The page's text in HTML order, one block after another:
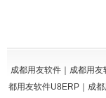
成都用友软件｜成都用
都用友软件U8ERP｜成